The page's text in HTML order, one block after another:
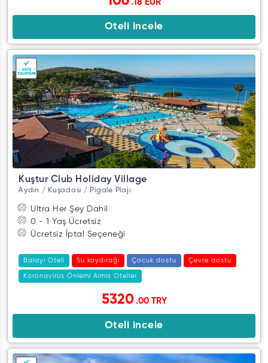
.18 EUR
Oteli incele
Kuştur Club Holiday Village
Aydın / Kuşadası / Pigale Plajı
Ultra Her Şey Dahil
0 - 1 Yaş Ücretsiz
Ücretsiz İptal Seçeneği
Balayı Oteli Su kaydırağı Çocuk dostu Çevre dostu
Koronavirüs Önlemi Almis Oteller
5320.00 TRY
Oteli incele